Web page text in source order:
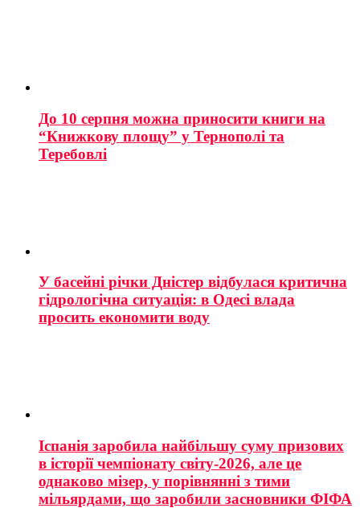
До 10 серпня можна приносити книги на
“Книжкову площу” у Тернополі та
Теребовлі
У басейні річки Дністер відбулася критична
гідрологічна ситуація: в Одесі влада
просить економити воду
Іспанія заробила найбільшу суму призових
в історії чемпіонату світу-2026, але це
однаково мізер, у порівнянні з тими
мільярдами, що заробили засновники ФІФА